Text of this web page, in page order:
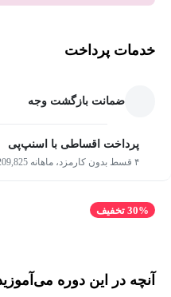
خدمات پرداخت
ضمانت بازگشت وجه
پرداخت اقساطی با اسنپ‌پی
۴ قسط بدون کارمزد، ماهانه 209,825 تومان
30% تخفیف
آنچه در این دوره